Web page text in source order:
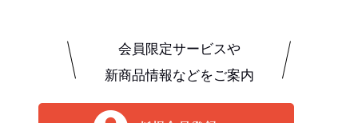
会員限定サービスや
新商品情報などをご案内